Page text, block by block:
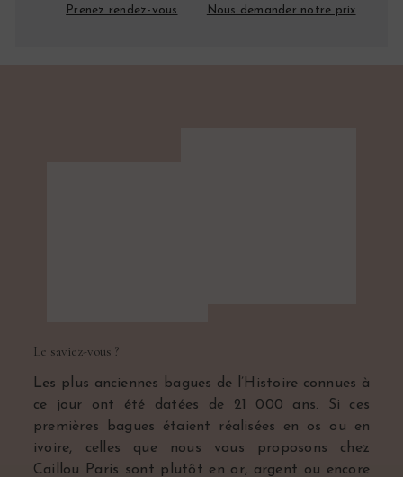
Prenez rendez-vous
Nous demander notre prix
Le saviez-vous ?
Les plus anciennes bagues de l’Histoire connues à
ce jour ont été datées de 21 000 ans. Si ces
premières bagues étaient réalisées en os ou en
ivoire, celles que nous vous proposons chez
Caillou Paris sont plutôt en or, argent ou encore